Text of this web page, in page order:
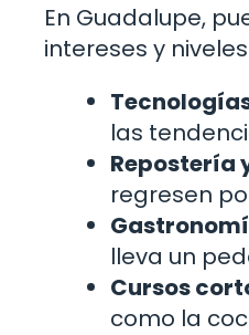
En Guadalupe,
intereses y
las
Repostería
regresen
lleva un
Cursos
como la